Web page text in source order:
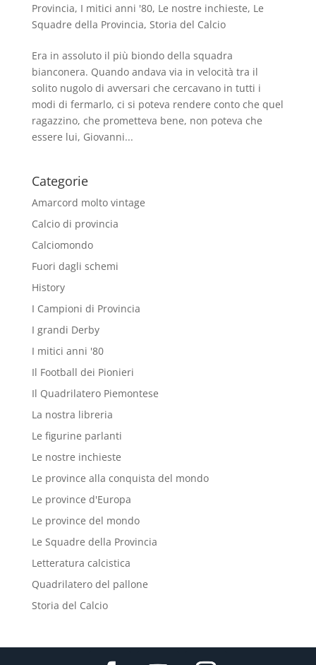
Provincia, I mitici anni '80, Le nostre inchieste, Le
Squadre della Provincia, Storia del Calcio
Era in assoluto il più biondo della squadra
bianconera. Quando andava via in velocità tra il
solito nugolo di avversari che cercavano in tutti i
modi di fermarlo, ci si poteva rendere conto che quel
ragazzino, che prometteva bene, non poteva che
essere lui, Giovanni...
Categorie
Amarcord molto vintage
Calcio di provincia
Calciomondo
Fuori dagli schemi
History
I Campioni di Provincia
I grandi Derby
I mitici anni '80
Il Football dei Pionieri
Il Quadrilatero Piemontese
La nostra libreria
Le figurine parlanti
Le nostre inchieste
Le province alla conquista del mondo
Le province d'Europa
Le province del mondo
Le Squadre della Provincia
Letteratura calcistica
Quadrilatero del pallone
Storia del Calcio